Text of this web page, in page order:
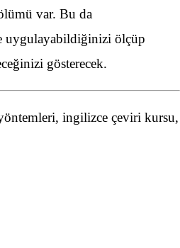
var. Bu da
uygulayabildiğinizi ölçüp
gösterecek.
ingilizce çeviri kursu,